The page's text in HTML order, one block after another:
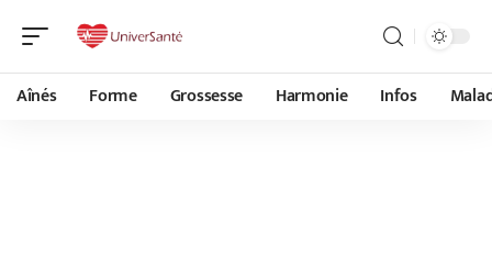
Aînés Forme Grossesse Harmonie Infos